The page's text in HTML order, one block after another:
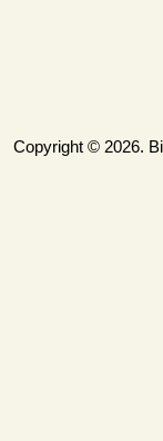
Copyright © 2026.